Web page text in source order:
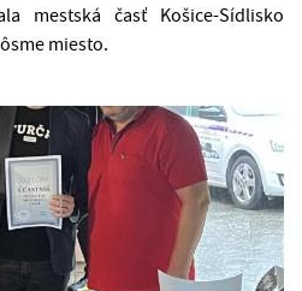
mestská časť Košice-Sídlisko
miesto.